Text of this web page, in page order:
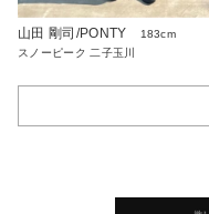
山田 剛司/PONTY
183cm
スノーピーク 二子玉川